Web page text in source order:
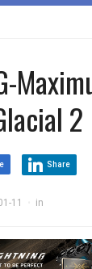
2
Share
11 in